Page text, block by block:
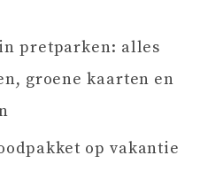
pretparken: alles
groene kaarten en
op vakantie